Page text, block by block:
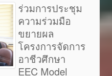
ร่วมการประชุม
ความร่วมมือ
ขยายผล
โครงการจัดการ
อาชีวศึกษา
EEC Model